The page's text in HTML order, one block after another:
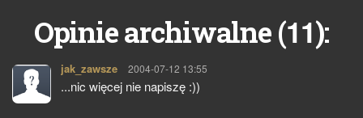
Opinie archiwalne (11):
jak_zawsze pisze:
2004-07-12 13:55
...nic więcej nie napiszę :))